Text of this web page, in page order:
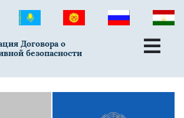
Договора о
безопасности